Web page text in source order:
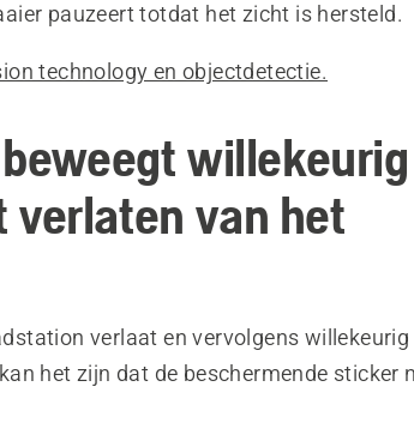
pauzeert totdat het zicht is hersteld.
technology en objectdetectie.
verlaten van het
verlaat en vervolgens
het zijn dat de beschermende sticker